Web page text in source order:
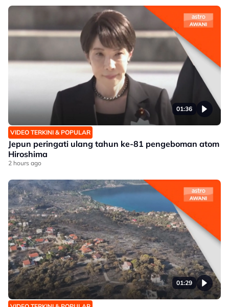
01:36
VIDEO TERKINI & POPULAR
Jepun peringati ulang tahun ke-81 pengeboman atom
Hiroshima
2 hours ago
01:29